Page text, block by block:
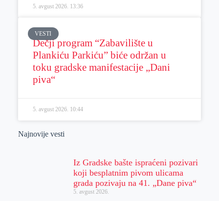
5. avgust 2026. 13:36
VESTI
Dečji program “Zabavilište u
Plankiću Parkiću” biće održan u
toku gradske manifestacije „Dani
piva“
5. avgust 2026. 10:44
Najnovije vesti
Iz Gradske bašte ispraćeni pozivari
koji besplatnim pivom ulicama
grada pozivaju na 41. „Dane piva“
5. avgust 2026.